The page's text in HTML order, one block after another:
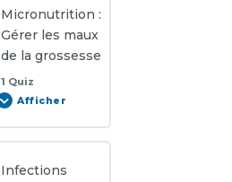
mois
Micronutrition :
Gérer les maux
de la grossesse
1 Quiz
Afficher
Micronutrition :
les
maux
la
grossesse
Infections